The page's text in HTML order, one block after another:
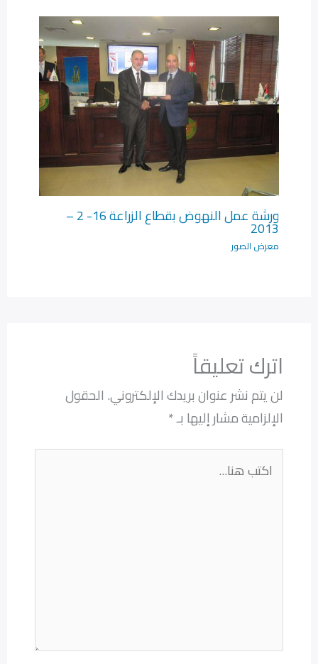
ورشة عمل النهوض بقطاع الزراعة 16- 2 –
2013
معرض الصور
اترك تعليقاً
لن يتم نشر عنوان بريدك الإلكتروني. الحقول
الإلزامية مشار إليها بـ*
هنا...